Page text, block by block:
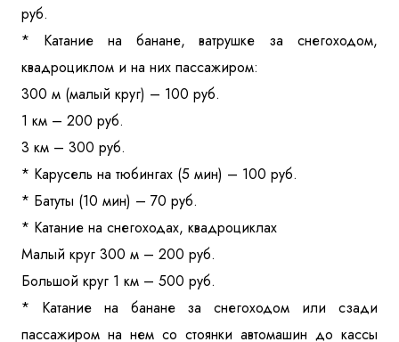
руб.
* Катание на банане, ватрушке за снегоходом,
квадроциклом и на них пассажиром:
300 м (малый круг) – 100 руб.
1 км – 200 руб.
3 км – 300 руб.
* Карусель на тюбингах (5 мин) – 100 руб.
* Батуты (10 мин) – 70 руб.
* Катание на снегоходах, квадроциклах
Малый круг 300 м – 200 руб.
Большой круг 1 км – 500 руб.
* Катание на банане за снегоходом или сзади
пассажиром на нем со стоянки автомашин до кассы